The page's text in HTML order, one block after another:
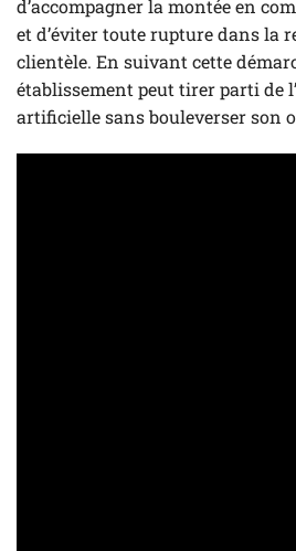
d’accompagner la montée en
et d’éviter toute rupture dans la
clientèle. En suivant cette
établissement peut tirer parti de
artificielle sans bouleverser son